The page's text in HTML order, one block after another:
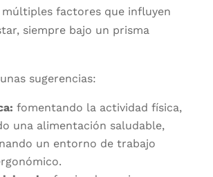
factores que influyen
siempre bajo un prisma
sugerencias:
fomentando la actividad física,
una alimentación saludable,
un entorno de trabajo